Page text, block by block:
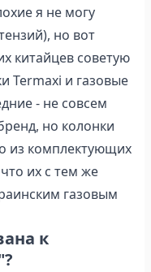
я не могу
но вот
китайцев советую
Termaxi и газовые
- не совсем
но колонки
из комплектующих
их с тем же
газовым
к